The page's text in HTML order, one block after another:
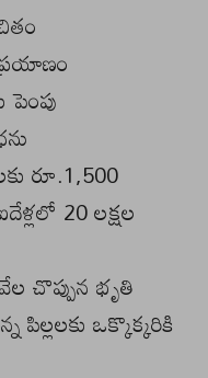
పెంపు
రూ.1,500
20 లక్షల
చొప్పున భృతి
పిల్లలకు ఒక్కొక్కరికి